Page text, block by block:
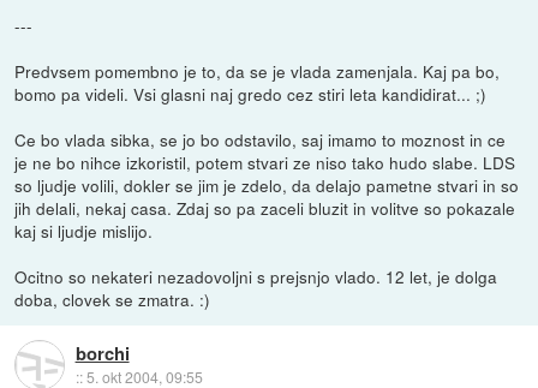
---
Predvsem pomembno je to, da se je vlada zamenjala. Kaj pa bo,
bomo pa videli. Vsi glasni naj gredo cez stiri leta kandidirat... ;)
Ce bo vlada sibka, se jo bo odstavilo, saj imamo to moznost in ce
je ne bo nihce izkoristil, potem stvari ze niso tako hudo slabe. LDS
so ljudje volili, dokler se jim je zdelo, da delajo pametne stvari in so
jih delali, nekaj casa. Zdaj so pa zaceli bluzit in volitve so pokazale
kaj si ljudje mislijo.
Ocitno so nekateri nezadovoljni s prejsnjo vlado. 12 let, je dolga
doba, clovek se zmatra. :)
borchi
::5. okt 2004, 09:55